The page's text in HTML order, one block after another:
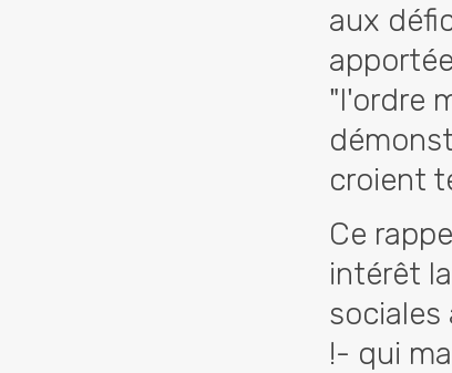
aux
"l'ordre
croient
Ce
intérêt
sociales
!- qui